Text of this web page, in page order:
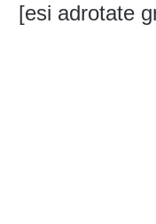
[esi adrotate